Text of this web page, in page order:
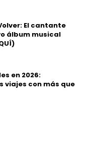
El cantante
álbum musical
en 2026:
viajes con más que